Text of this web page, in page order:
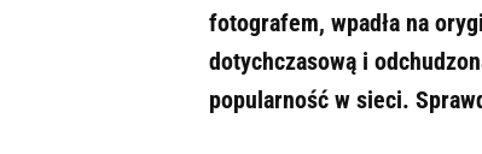
fotografem, wpadła na
dotychczasową i
popularność w sieci.